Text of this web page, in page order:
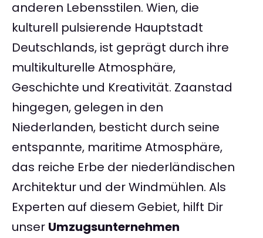
anderen Lebensstilen. Wien, die
kulturell pulsierende Hauptstadt
Deutschlands, ist geprägt durch ihre
multikulturelle Atmosphäre,
Geschichte und Kreativität. Zaanstad
hingegen, gelegen in den
Niederlanden, besticht durch seine
entspannte, maritime Atmosphäre,
das reiche Erbe der niederländischen
Architektur und der Windmühlen. Als
Experten auf diesem Gebiet, hilft Dir
unser Umzugsunternehmen